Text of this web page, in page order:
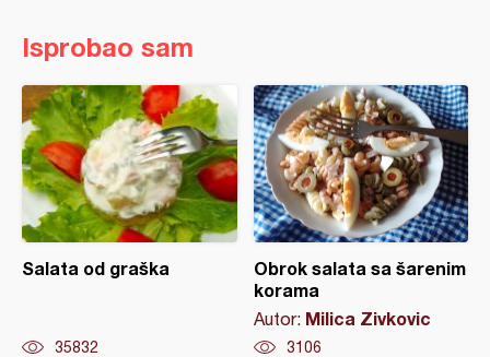
Isprobao sam
Salata od graška
35832
Obrok salata sa šarenim
korama
Autor: Milica Zivkovic
3106